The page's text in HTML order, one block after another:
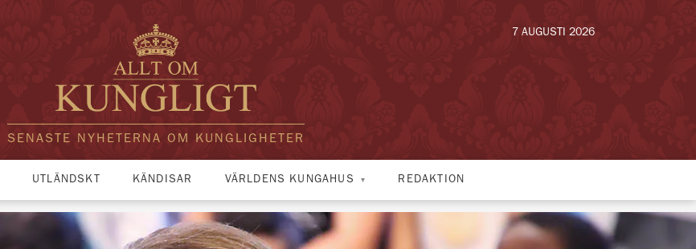
SENASTE NYHETERNA OM KUNGLIGHETER
7 AUGUSTI 2026
UTLÄNDSKT KÄNDISAR VÄRLDENS KUNGAHUS REDAKTION